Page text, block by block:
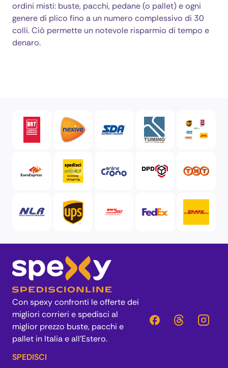
ordini misti: buste, pacchi, pedane (o pallet) e ogni
genere di plico fino a un numero complessivo di 30
colli. Ciò permette un notevole risparmio di tempo e
denaro.
Con spexy confronti le offerte dei
migliori corrieri e spedisci al
miglior prezzo buste, pacchi e
pallet in Italia e all’Estero.
SPEDISCI